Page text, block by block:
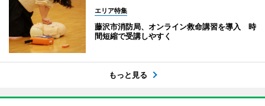
エリア特集
藤沢市消防局、オンライン救命講習を導入 時
間短縮で受講しやすく
もっと見る